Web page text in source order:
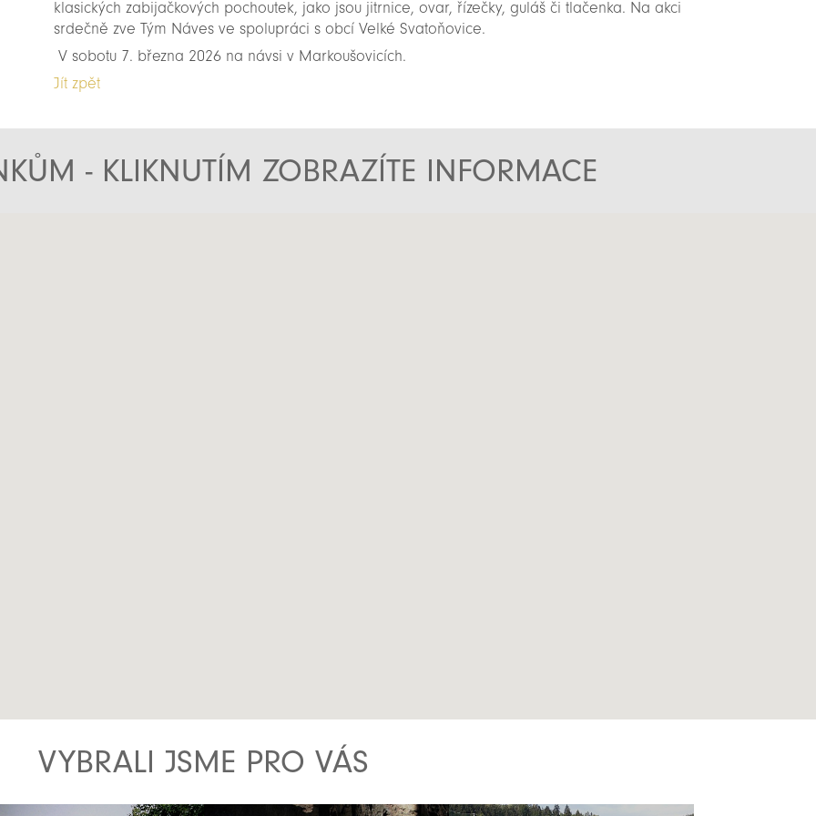
klasických zabijačkových pochoutek, jako jsou jitrnice, ovar, řízečky, guláš či tlačenka. Na akci
srdečně zve Tým Náves ve spolupráci s obcí Velké Svatoňovice.
V sobotu 7. března 2026 na návsi v Markoušovicích.
Jít zpět
- KLIKNUTÍM ZOBRAZÍTE INFORMACE
VYBRALI JSME PRO VÁS